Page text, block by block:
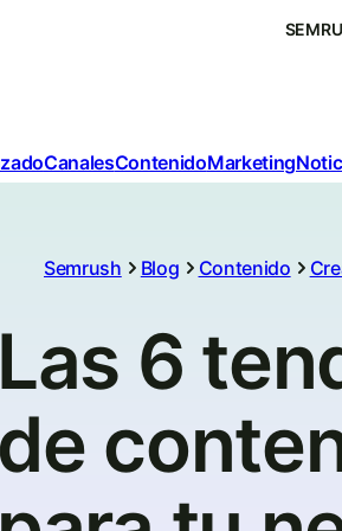
CanalesContenidoMarketing
Semrush Blog Contenido
Las 6
de